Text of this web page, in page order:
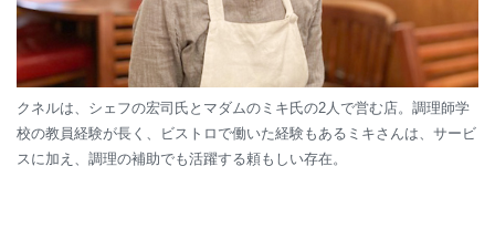
クネルは、シェフの宏司氏とマダムのミキ氏の2人で営む店。調理師学
校の教員経験が長く、ビストロで働いた経験もあるミキさんは、サービ
スに加え、調理の補助でも活躍する頼もしい存在。